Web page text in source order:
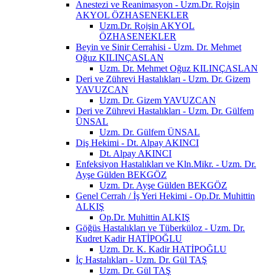
Anestezi ve Reanimasyon - Uzm.Dr. Rojşin
AKYOL ÖZHASENEKLER
Uzm.Dr. Rojşin AKYOL
ÖZHASENEKLER
Beyin ve Sinir Cerrahisi - Uzm. Dr. Mehmet
Oğuz KILINÇASLAN
Uzm. Dr. Mehmet Oğuz KILINÇASLAN
Deri ve Zührevi Hastalıkları - Uzm. Dr. Gizem
YAVUZCAN
Uzm. Dr. Gizem YAVUZCAN
Deri ve Zührevi Hastalıkları - Uzm. Dr. Gülfem
ÜNSAL
Uzm. Dr. Gülfem ÜNSAL
Diş Hekimi - Dt. Alpay AKINCI
Dt. Alpay AKINCI
Enfeksiyon Hastalıkları ve Kln.Mikr. - Uzm. Dr.
Ayşe Gülden BEKGÖZ
Uzm. Dr. Ayşe Gülden BEKGÖZ
Genel Cerrah / İş Yeri Hekimi - Op.Dr. Muhittin
ALKIŞ
Op.Dr. Muhittin ALKIŞ
Göğüs Hastalıkları ve Tüberküloz - Uzm. Dr.
Kudret Kadir HATİPOĞLU
Uzm. Dr. K. Kadir HATİPOĞLU
İç Hastalıkları - Uzm. Dr. Gül TAŞ
Uzm. Dr. Gül TAŞ